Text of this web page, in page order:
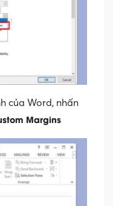
của Word, nhấn
Margins